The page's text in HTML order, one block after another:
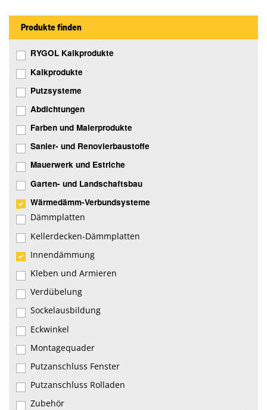
Produkte finden
RYGOL Kalkprodukte
Kalkprodukte
Putzsysteme
Abdichtungen
Farben und Malerprodukte
Sanier- und Renovierbaustoffe
Mauerwerk und Estriche
Garten- und Landschaftsbau
Wärmedämm-Verbundsysteme
Dämmplatten
Kellerdecken-Dämmplatten
Innendämmung
Kleben und Armieren
Verdübelung
Sockelausbildung
Eckwinkel
Montagequader
Putzanschluss Fenster
Putzanschluss Rolladen
Zubehör